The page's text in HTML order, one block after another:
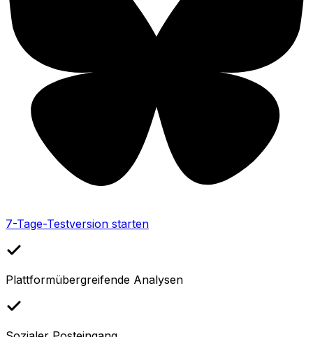
7-Tage-Testversion starten
Plattformübergreifende Analysen